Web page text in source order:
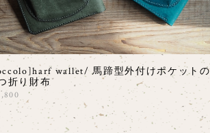
wallet/ 馬蹄型外付けポケットの
折り財布